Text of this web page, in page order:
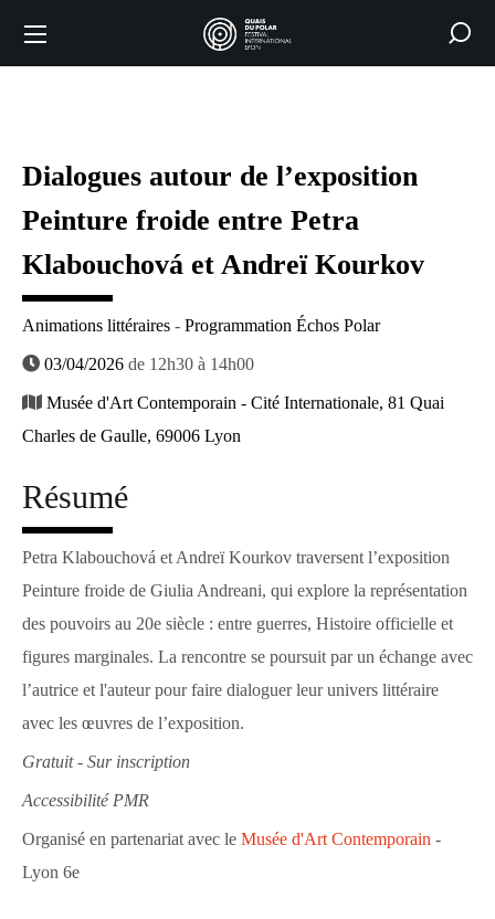
Dialogues autour de l’exposition
Peinture froide entre Petra
Klabouchová et Andreï Kourkov
Animations littéraires - Programmation Échos Polar
03/04/2026 de 12h30 à 14h00
Musée d'Art Contemporain - Cité Internationale, 81 Quai
Charles de Gaulle, 69006 Lyon
Résumé
Petra Klabouchová et Andreï Kourkov traversent l’exposition
Peinture froide de Giulia Andreani, qui explore la représentation
des pouvoirs au 20e siècle : entre guerres, Histoire officielle et
figures marginales. La rencontre se poursuit par un échange avec
l’autrice et l'auteur pour faire dialoguer leur univers littéraire
avec les œuvres de l’exposition.
Gratuit - Sur inscription
Accessibilité PMR
Organisé en partenariat avec le Musée d'Art Contemporain -
Lyon 6e